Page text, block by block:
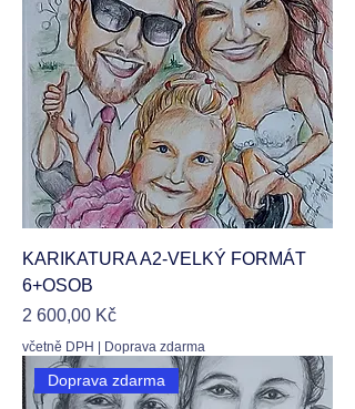
KARIKATURA A2-VELKÝ FORMÁT
6+OSOB
Cena
2 600,00 Kč
včetně DPH Doprava zdarma
Doprava zdarma